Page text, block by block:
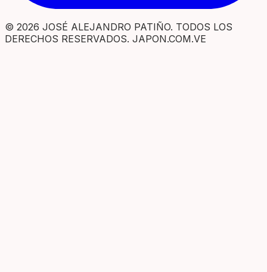
© 2026 JOSÉ ALEJANDRO PATIÑO. TODOS LOS
DERECHOS RESERVADOS. JAPON.COM.VE